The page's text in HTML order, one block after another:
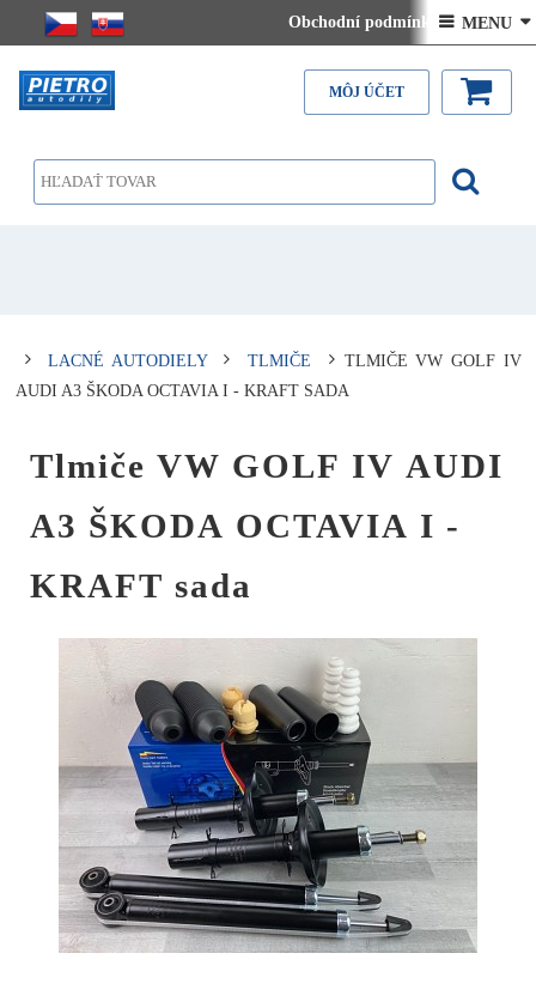
Obchodní podmínky Kontakt
Doručenie na SLOVENSKO - ceny
 MENU 
MÔJ ÚČET
LACNÉ AUTODIELY TLMIČE
TLMIČE VW GOLF IV
AUDI A3 ŠKODA OCTAVIA I - KRAFT SADA
Tlmiče VW GOLF IV AUDI
A3 ŠKODA OCTAVIA I -
KRAFT sada